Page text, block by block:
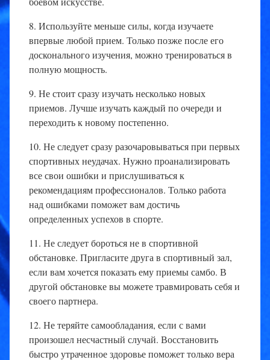
8. Используйте меньше силы, когда изучаете
впервые любой прием. Только позже после его
досконального изучения, можно тренироваться в
полную мощность.
9. Не стоит сразу изучать несколько новых
приемов. Лучше изучать каждый по очереди и
переходить к новому постепенно.
10. Не следует сразу разочаровываться при первых
спортивных неудачах. Нужно проанализировать
все свои ошибки и прислушиваться к
рекомендациям профессионалов. Только работа
над ошибками поможет вам достичь
определенных успехов в спорте.
11. Не следует бороться не в спортивной
обстановке. Пригласите друга в спортивный зал,
если вам хочется показать ему приемы самбо. В
другой обстановке вы можете травмировать себя и
своего партнера.
12. Не теряйте самообладания, если с вами
произошел несчастный случай. Восстановить
быстро утраченное здоровье поможет только вера